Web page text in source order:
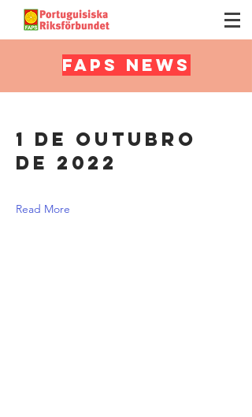
FAPS NEWS
1 de outubro
de 2022
Read More